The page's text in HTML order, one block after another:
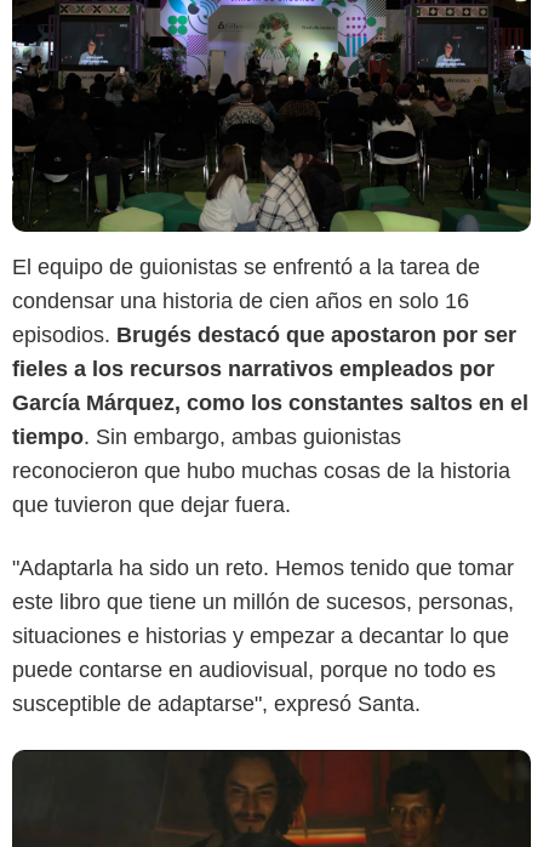
El equipo de guionistas se enfrentó a la tarea de
condensar una historia de cien años en solo 16
episodios. Brugés destacó que apostaron por ser
fieles a los recursos narrativos empleados por
García Márquez, como los constantes saltos en el
tiempo. Sin embargo, ambas guionistas
reconocieron que hubo muchas cosas de la historia
que tuvieron que dejar fuera.
"Adaptarla ha sido un reto. Hemos tenido que tomar
este libro que tiene un millón de sucesos, personas,
situaciones e historias y empezar a decantar lo que
puede contarse en audiovisual, porque no todo es
susceptible de adaptarse", expresó Santa.